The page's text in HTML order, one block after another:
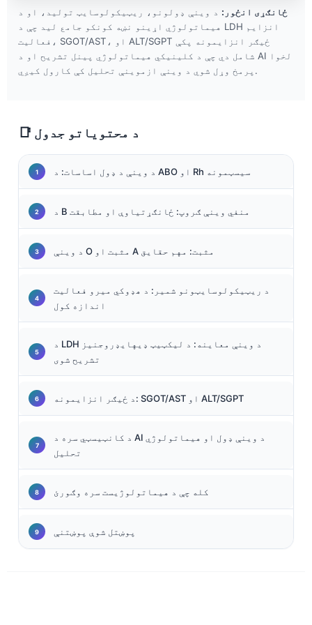
ځانګړی انځور: د وینې ډولونو، ریټیکولوسایټ تولید، او د
هیماتولوژي اړینو نښه کونکو جامع لید چې د LDH انزایم
فعالیت، SGOT/AST، او ALT/SGPT ځیګر انزایمونه پکې
شامل دي چې د کلینیکي هیماتولوژي پینل تشریح او د AI لخوا
پرمخ وړل شوي د وینې ازموینې تحلیل کې کارول کیږي.
📑 د محتوياتو جدول
د وینې د ډول اساسات: د ABO او Rh سیسټمونه
د B منفي وینې ګروپ: ځانګړتیاوې او مطابقت
د وینې O مثبت او A مثبت: مهم حقایق
د ریټیکولوسایټونو شمیر: د هډوکي میرو فعالیت
اندازه کول
د LDH د وینې معاینه: د لیکټیټ ډیهایډروجنیز
تشریح شوی
د ځيګر انزايمونه: SGOT/AST او ALT/SGPT
د کانټیسټي سره د AI د وینې ډول او هیماتولوژي
تحلیل
کله چې د هیماتولوژیست سره وګورئ
پوښتل شوې پوښتنې